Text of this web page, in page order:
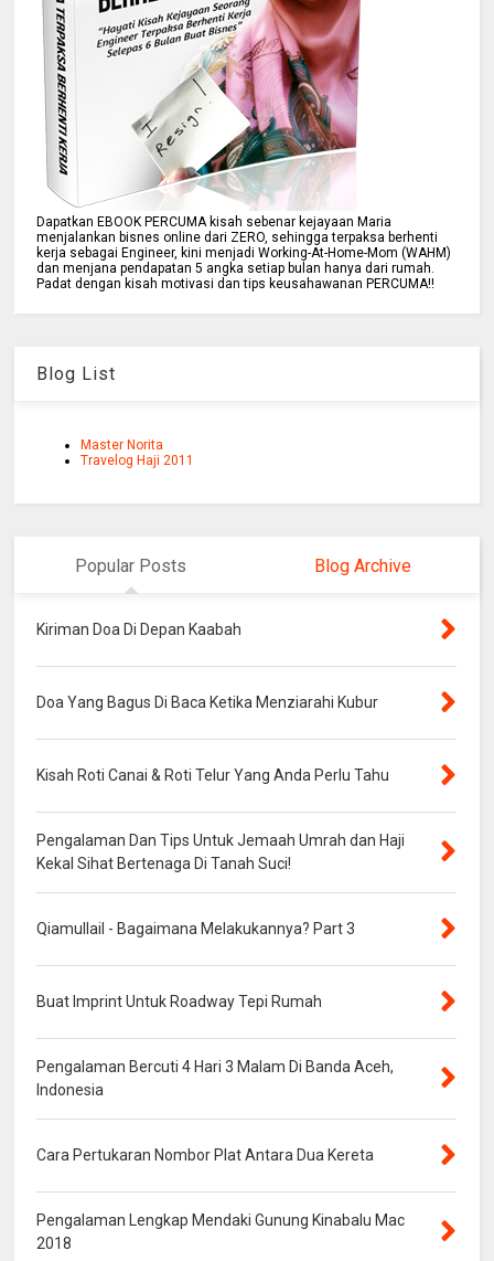
Dapatkan EBOOK PERCUMA kisah sebenar kejayaan Maria
menjalankan bisnes online dari ZERO, sehingga terpaksa berhenti
kerja sebagai Engineer, kini menjadi Working-At-Home-Mom (WAHM)
dan menjana pendapatan 5 angka setiap bulan hanya dari rumah.
Padat dengan kisah motivasi dan tips keusahawanan PERCUMA!!
Blog List
Master Norita
Travelog Haji 2011
Popular Posts Blog Archive
Kiriman Doa Di Depan Kaabah
Doa Yang Bagus Di Baca Ketika Menziarahi Kubur
Kisah Roti Canai & Roti Telur Yang Anda Perlu Tahu
Pengalaman Dan Tips Untuk Jemaah Umrah dan Haji
Kekal Sihat Bertenaga Di Tanah Suci!
Qiamullail - Bagaimana Melakukannya? Part 3
Buat Imprint Untuk Roadway Tepi Rumah
Pengalaman Bercuti 4 Hari 3 Malam Di Banda Aceh,
Indonesia
Cara Pertukaran Nombor Plat Antara Dua Kereta
Pengalaman Lengkap Mendaki Gunung Kinabalu Mac
2018